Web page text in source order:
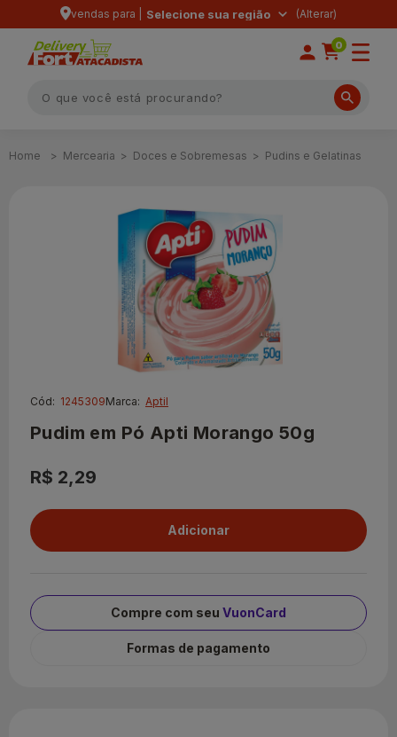
vendas para | Selecione sua região
0
Mercearia Doces e Sobremesas Pudins e Gelatinas
Cód: 1245309Marca: Aptil
Pudim em Pó Apti Morango 50g
R$ 2,29
Compre com seu VuonCard
Formas de pagamento